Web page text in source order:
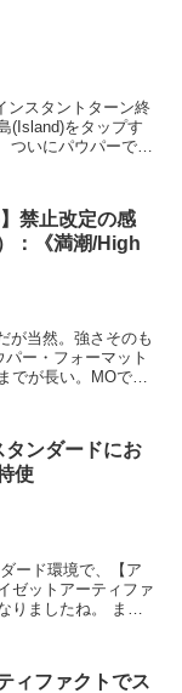
(Island)をタップす
禁止改定の感
：《満潮/High
ー・フォーマット
でが長い。MOでも
タンダードにお
使
ゼットアーティファ
したね。 まだ
ィファクトでス